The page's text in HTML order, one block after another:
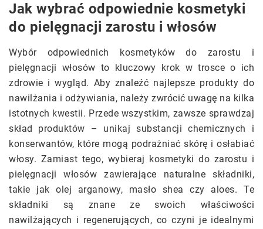
Jak wybrać odpowiednie kosmetyki
do pielęgnacji zarostu i włosów
Wybór odpowiednich kosmetyków do zarostu i
pielęgnacji włosów to kluczowy krok w trosce o ich
zdrowie i wygląd. Aby znaleźć najlepsze produkty do
nawilżania i odżywiania, należy zwrócić uwagę na kilka
istotnych kwestii. Przede wszystkim, zawsze sprawdzaj
skład produktów – unikaj substancji chemicznych i
konserwantów, które mogą podrażniać skórę i osłabiać
włosy. Zamiast tego, wybieraj kosmetyki do zarostu i
pielęgnacji włosów zawierające naturalne składniki,
takie jak olej arganowy, masło shea czy aloes. Te
składniki są znane ze swoich właściwości
nawilżających i regenerujących, co czyni je idealnymi